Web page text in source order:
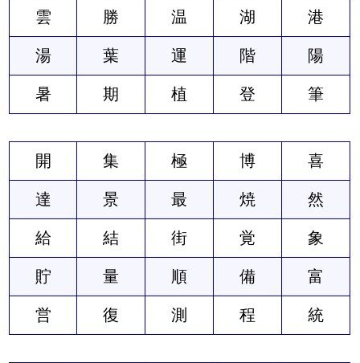
雲 勝 温 湖 港
湯 葉 運 階 陽
暑 期 植 登 筆
開 集 極 博 喜
達 景 最 焼 然
給 結 街 覚 象
貯 量 順 備 富
営 復 測 程 統